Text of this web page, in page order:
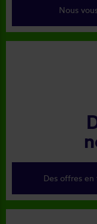
Nous
Des offres